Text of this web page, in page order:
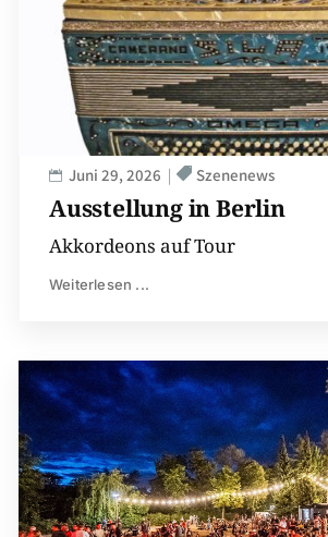
Ausstellung in Berlin
Juni 29, 2026 Szenenews
Akkordeons auf Tour
Weiterlesen ...